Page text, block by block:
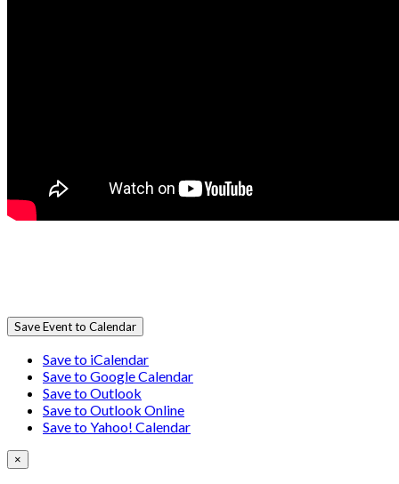
Save Event to Calendar
Save to iCalendar
Save to Google Calendar
Save to Outlook
Save to Outlook Online
Save to Yahoo! Calendar
×